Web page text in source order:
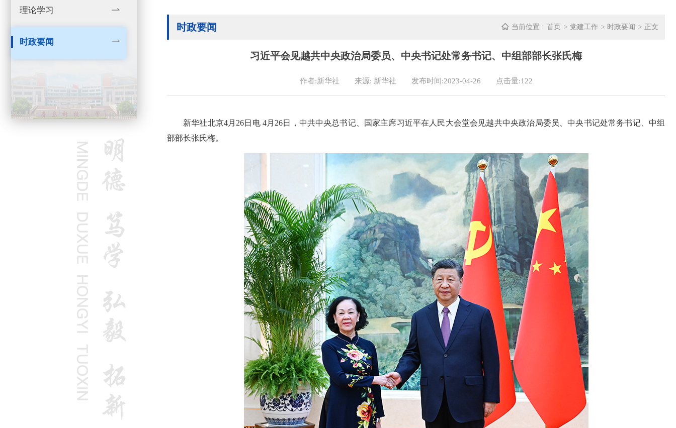
理论学习
时政要闻
时政要闻 当前位置 : 首页 > 党建工作 > 时政要闻 > 正文
习近平会见越共中央政治局委员、中央书记处常务书记、中组部部长张氏梅
作者:新华社 来源: 新华社 发布时间:2023-04-26 点击量:122
新华社北京4月26日电 4月26日，中共中央总书记、国家主席习近平在人民大会堂会见越共中央政治局委员、中央书记处常务书记、中组
部部长张氏梅。